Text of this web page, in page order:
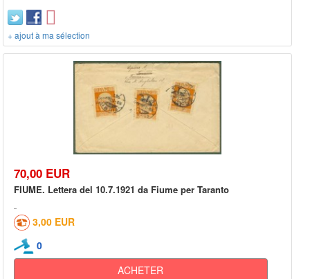
+ ajout à ma sélection
70,00 EUR
FIUME. Lettera del 10.7.1921 da Fiume per Taranto
3,00 EUR
0
ACHETER